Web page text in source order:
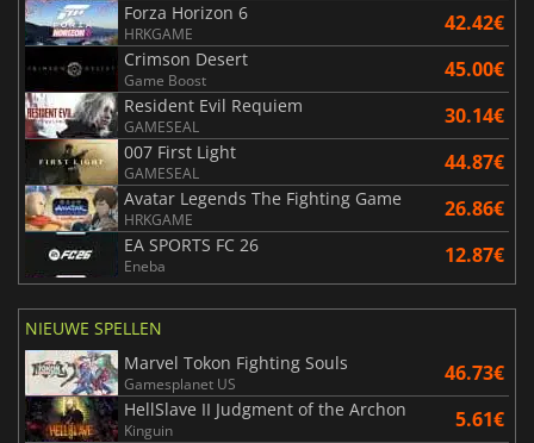
Forza Horizon 6
HRKGAME 42.42€
Crimson Desert
Game Boost 45.00€
Resident Evil Requiem
GAMESEAL 30.14€
007 First Light
GAMESEAL 44.87€
Avatar Legends The Fighting Game
HRKGAME 26.86€
EA SPORTS FC 26
Eneba 12.87€
NIEUWE SPELLEN
Marvel Tokon Fighting Souls
Gamesplanet US 46.73€
HellSlave II Judgment of the Archon
Kinguin 5.61€